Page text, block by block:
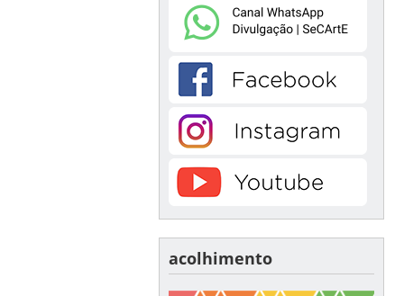
acolhimento